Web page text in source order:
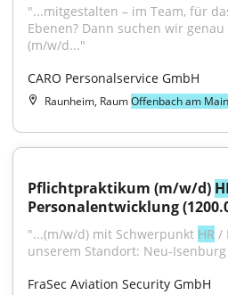
"...mitgestalten – im Team, für
Ebenen? Dann suchen wir genau
(m/w/d..."
CARO Personalservice GmbH
Raunheim, RaumOffenbach am Main
Pflichtpraktikum (m/w/d)
Personalentwicklung
"...(m/w/d) mit Schwerpunkt HR /
unserem Standort: Neu-
FraSec Aviation Security GmbH